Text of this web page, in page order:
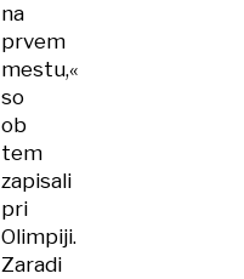
na
prvem
mestu,«
so
ob
tem
zapisali
pri
Olimpiji.
Zaradi